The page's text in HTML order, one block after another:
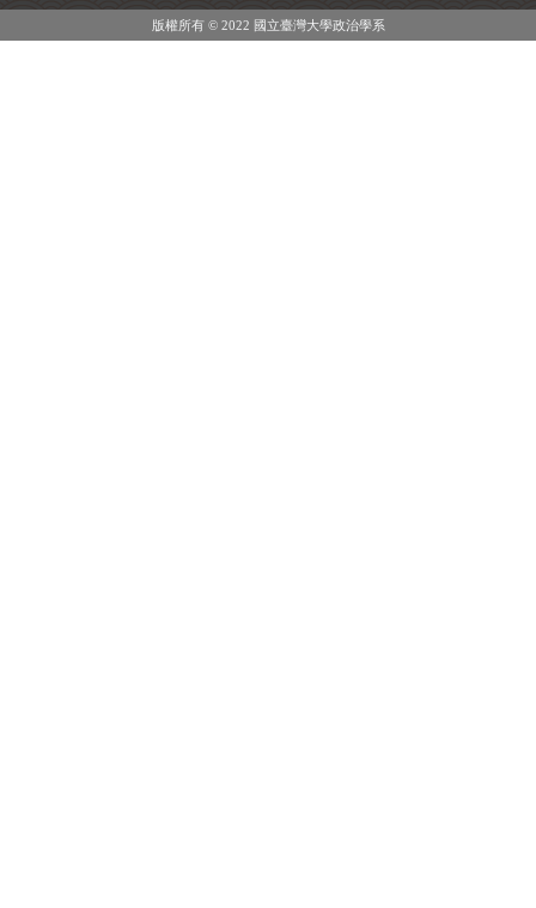
版權所有 © 2022 國立臺灣大學政治學系